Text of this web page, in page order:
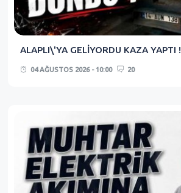
ALAPLI\'YA GELİYORDU KAZA YAPTI !
04 AĞUSTOS 2026 - 10:00 20